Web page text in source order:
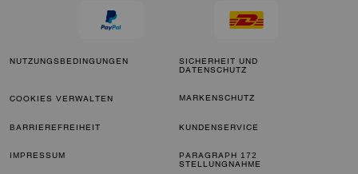
NUTZUNGSBEDINGUNGEN
SICHERHEIT UND
DATENSCHUTZ
COOKIES VERWALTEN MARKENSCHUTZ
BARRIEREFREIHEIT KUNDENSERVICE
IMPRESSUM
PARAGRAPH 172
STELLUNGNAHME